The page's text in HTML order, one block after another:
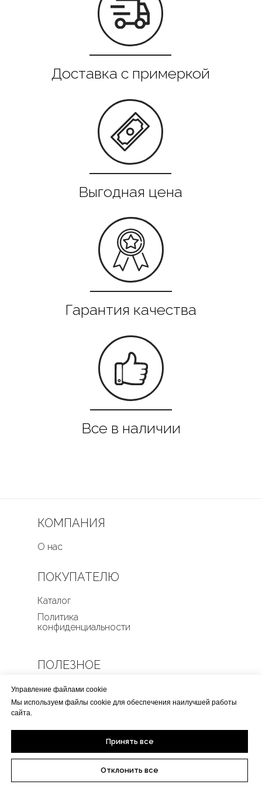
Все в наличии
КОМПАНИЯ
О нас
ПОЛЕЗНОЕ
Оплата и доставка
Условия возврата
ПОКУПАТЕЛЮ
Каталог
Политика
конфиденциальности
Управление файлами cookie
Мы используем файлы cookie для обеспечения наилучшей работы
сайта.
Принять все
Отклонить все